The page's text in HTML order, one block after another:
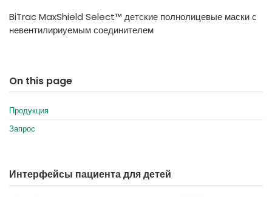
International English
BiTrac MaxShield Select™ детские полнолицевые маски с
невентилириуемым соединителем
On this page
Продукция
Запрос
Интерфейсы пациента для детей